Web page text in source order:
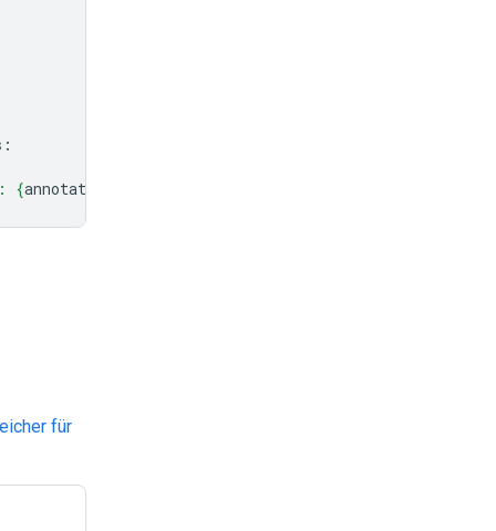
:
: {annotation
für